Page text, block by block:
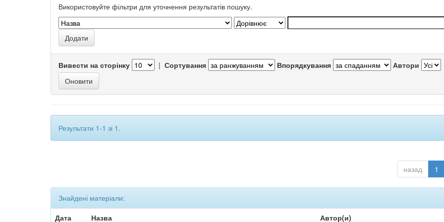
Використовуйте фільтри для уточнення результатів пошуку.
Вивести на сторінку | Сортування Впорядкування Автори
Результати 1-1 зі 1.
назад 1
Знайдені матеріали:
Дата
Назва Автор(и)